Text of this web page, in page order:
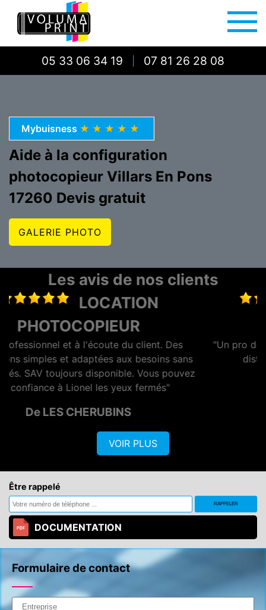
05 33 06 34 19 07 81 26 28 08
Mybuisness ★★★★★
Aide à la configuration
photocopieur Villars En Pons
17260 Devis gratuit
GALERIE PHOTO
Les avis de nos clients
DEPANNAGE
PHOTOCOPIEUR
"Un pro du photocopieur merci pour l'assistance à
distance. je recommande un vrai pro"
De Eric
VOIR PLUS
Être rappelé
DOCUMENTATION
Formulaire de contact